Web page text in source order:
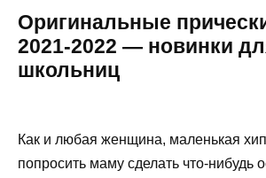
Оригинальные
2021-2022 — новинки
школьниц
Как и любая женщина, маленькая
попросить маму сделать что-нибудь